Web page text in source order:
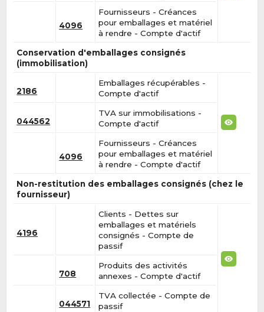
4096
Fournisseurs - Créances
pour emballages et matériel
à rendre - Compte d'actif
Conservation d'emballages consignés
(immobilisation)
2186
Emballages récupérables -
Compte d'actif
044562
TVA sur immobilisations -
Compte d'actif
4096
Fournisseurs - Créances
pour emballages et matériel
à rendre - Compte d'actif
Non-restitution des emballages consignés (chez le
fournisseur)
4196
Clients - Dettes sur
emballages et matériels
consignés - Compte de
passif
708
Produits des activités
annexes - Compte d'actif
044571
TVA collectée - Compte de
passif